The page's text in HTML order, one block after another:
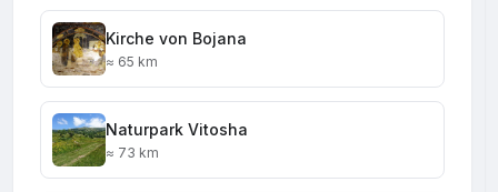
Kirche von Bojana
≈ 65 km
Naturpark Vitosha
≈ 73 km